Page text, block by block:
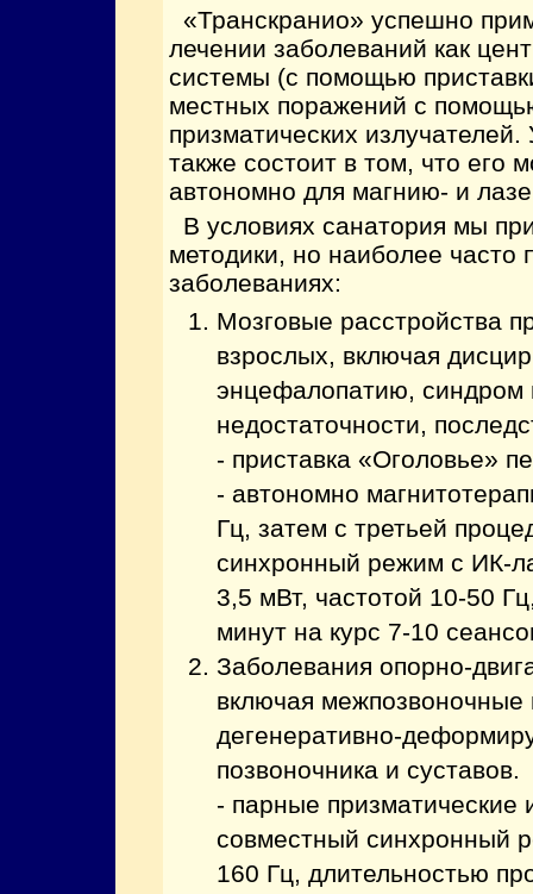
«Транскранио» успешно
лечении заболеваний как
системы (с помощью
местных поражений с
призматических излучателей.
также состоит в том, что его
автономно для магнию- и
В условиях санатория мы
методики, но наиболее часто
заболеваниях:
Мозговые расстройства
взрослых, включая
энцефалопатию, синдром
недостаточности,
- приставка «Оголовье»
- автономно
Гц, затем с третьей
синхронный режим с ИК-
3,5 мВт, частотой 10-50
минут на курс 7-10
Заболевания опорно-
включая межпозвоночные
дегенеративно-
позвоночника и суставов.
- парные призматические
совместный синхронный
160 Гц, длительностью